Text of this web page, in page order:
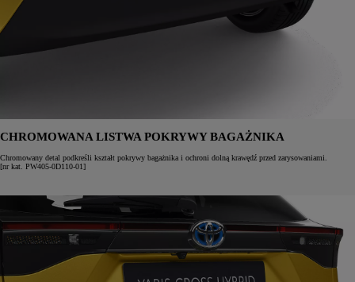
CHROMOWANA LISTWA POKRYWY BAGAŻNIKA
Chromowany detal podkreśli kształt pokrywy bagażnika i ochroni dolną krawędź przed zarysowaniami.
[nr kat. PW405-0D110-01]